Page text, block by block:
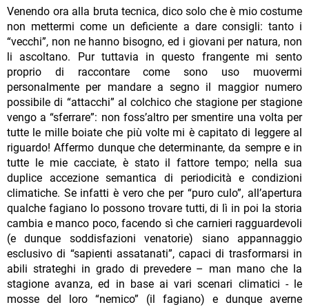
Venendo ora alla bruta tecnica, dico solo che è mio costume
non mettermi come un deficiente a dare consigli: tanto i
“vecchi”, non ne hanno bisogno, ed i giovani per natura, non
li ascoltano. Pur tuttavia in questo frangente mi sento
proprio di raccontare come sono uso muovermi
personalmente per mandare a segno il maggior numero
possibile di “attacchi” al colchico che stagione per stagione
vengo a “sferrare”: non foss’altro per smentire una volta per
tutte le mille boiate che più volte mi è capitato di leggere al
riguardo! Affermo dunque che determinante, da sempre e in
tutte le mie cacciate, è stato il fattore tempo; nella sua
duplice accezione semantica di periodicità e condizioni
climatiche. Se infatti è vero che per “puro culo”, all’apertura
qualche fagiano lo possono trovare tutti, di lì in poi la storia
cambia e manco poco, facendo sì che carnieri ragguardevoli
(e dunque soddisfazioni venatorie) siano appannaggio
esclusivo di “sapienti assatanati”, capaci di trasformarsi in
abili strateghi in grado di prevedere – man mano che la
stagione avanza, ed in base ai vari scenari climatici - le
mosse del loro “nemico” (il fagiano) e dunque averne